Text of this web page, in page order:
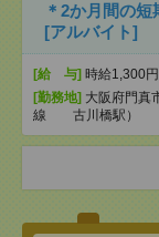
＊2か月間の
[アルバイト]
[給 与] 時給1,300
[勤務地] 大阪府門真
線 古川橋駅）